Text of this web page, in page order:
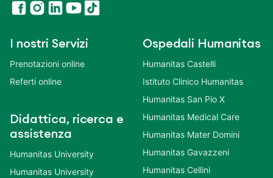
I nostri Servizi
Prenotazioni online
Referti online
Didattica, ricerca e
assistenza
Humanitas University
Humanitas University
Ospedali Humanitas
Humanitas Castelli
Istituto Clinico Humanitas
Humanitas San Pio X
Humanitas Medical Care
Humanitas Mater Domini
Humanitas Gavazzeni
Humanitas Cellini